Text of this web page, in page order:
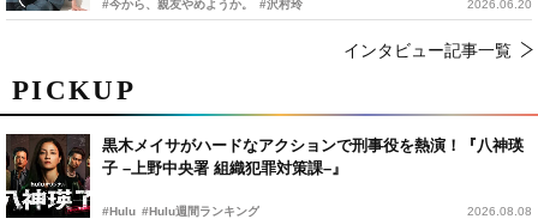
PICKUP
黒木メイサがハードなアクションで刑事役を熱演！『八神瑛
子 –上野中央署 組織犯罪対策課–』
#Hulu #Hulu週間ランキング 2026.08.08
#今から、親友やめようか。 #沢村玲 2026.06.20
インタビュー記事一覧